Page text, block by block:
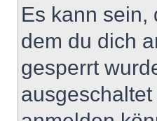
Es kann sein,
dem du dich
gesperrt